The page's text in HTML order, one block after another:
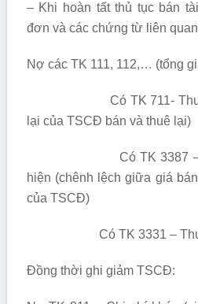
– Khi hoàn tất thủ tục bán
đơn và các chứng từ liên
Nợ các TK 111, 112,… (tổng
Có TK 711- Thu
lại của TSCĐ bán và thuê lại)
Có TK 3387 –
hiện (chênh lệch giữa giá
của TSCĐ)
Có TK 3331 – Thuế
Đồng thời ghi giảm TSCĐ: